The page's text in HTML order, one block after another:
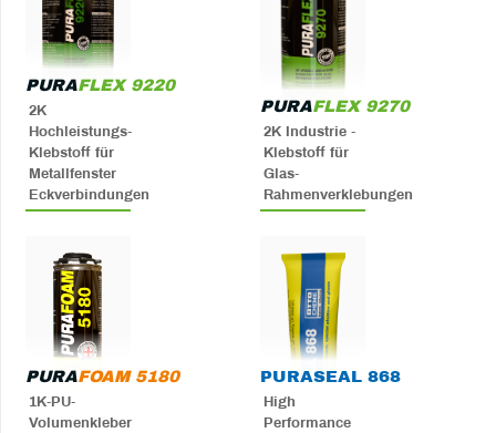
PURAFLEX 9220
2K
Hochleistungs-
Klebstoff für
Metallfenster
Eckverbindungen
PURAFLEX 9270
2K Industrie -
Klebstoff für
Glas-
Rahmenverklebungen
PURAFOAM 5180
1K-PU-
Volumenkleber
PURASEAL 868
High
Performance